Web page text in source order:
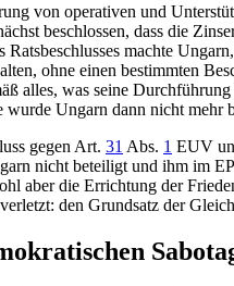
von operativen und
beschlossen, dass die
machte
ohne einen bestimmten
alles, was seine
Ungarn dann nicht
gegen Art. 31 Abs. 1 EUV
nicht beteiligt und ihm im
aber die Errichtung der
den Grundsatz der